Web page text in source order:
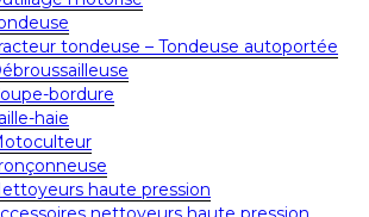
tondeuse – Tondeuse autoportée
bordure
haie
haute pression